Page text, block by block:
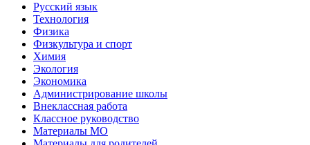
Русский язык
Технология
Физика
Физкультура и спорт
Химия
Экология
Экономика
Администрирование школы
Внеклассная работа
Классное руководство
Материалы МО